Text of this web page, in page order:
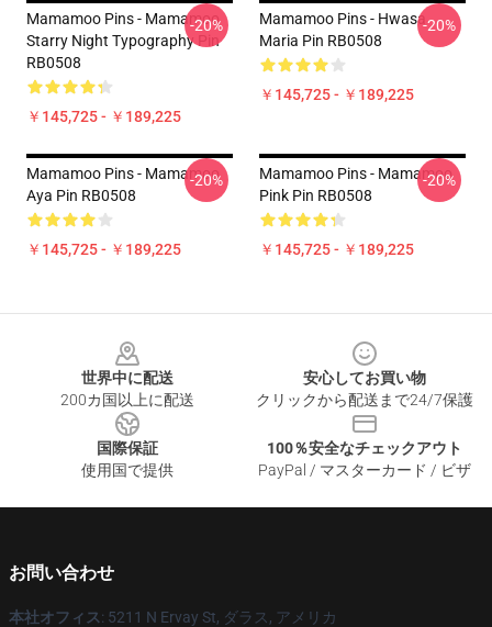
Mamamoo Pins - Mamamoo
Starry Night Typography Pin
RB0508
￥145,725 - ￥189,225
-20%
Mamamoo Pins - Hwasa
Maria Pin RB0508
￥145,725 - ￥189,225
-20%
Mamamoo Pins - Mamamoo
Aya Pin RB0508
￥145,725 - ￥189,225
-20%
Mamamoo Pins - Mamamoo
Pink Pin RB0508
￥145,725 - ￥189,225
-20%
世界中に配送
200カ国以上に配送
安心してお買い物
クリックから配送まで24/7保護
国際保証
使用国で提供
100％安全なチェックアウト
PayPal / マスターカード / ビザ
お問い合わせ
本社オフィス: 5211 N Ervay St, ダラス, アメリカ